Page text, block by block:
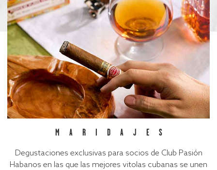
MARIDAJES
Degustaciones exclusivas para socios de Club Pasión
Habanos en las que las mejores vitolas cubanas se unen